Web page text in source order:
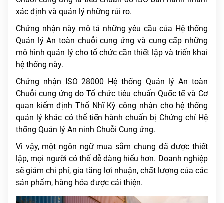
xác định và quản lý những rủi ro.
Chứng nhận này mô tả những yêu cầu của Hệ thống
Quản lý An toàn chuỗi cung ứng và cung cấp những
mô hình quản lý cho tổ chức cần thiết lập và triển khai
hệ thống này.
Chứng nhận ISO 28000 Hệ thống Quản lý An toàn
Chuỗi cung ứng do Tổ chức tiêu chuẩn Quốc tế và Cơ
quan kiểm định Thổ Nhĩ Kỳ công nhận cho hệ thống
quản lý khác có thể tiến hành chuẩn bị Chứng chỉ Hệ
thống Quản lý An ninh Chuỗi Cung ứng.
Vì vậy, một ngôn ngữ mua sắm chung đã được thiết
lập, mọi người có thể dễ dàng hiểu hơn. Doanh nghiệp
sẽ giảm chi phí, gia tăng lợi nhuận, chất lượng của các
sản phẩm, hàng hóa được cải thiện.